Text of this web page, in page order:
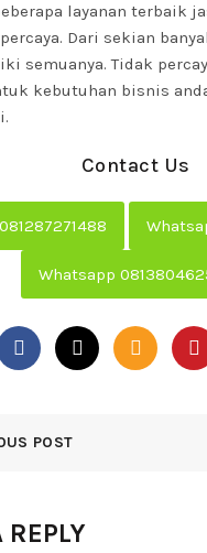
layanan terbaik
Dari sekian
semuanya. Tidak
kebutuhan bisnis
Contact Us
Whatsapp
POST
REPLY